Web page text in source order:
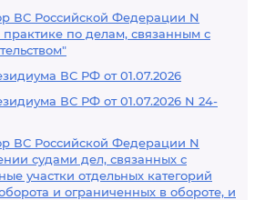
ВС Российской Федерации N
практике по делам, связанным с
ВС РФ от 01.07.2026
ВС РФ от 01.07.2026 N 24-
ВС Российской Федерации N
судами дел, связанных с
участки отдельных категорий
и ограниченных в обороте, и